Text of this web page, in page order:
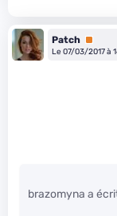
Patch Premium
Le 07/03/2017 à
brazomyna a